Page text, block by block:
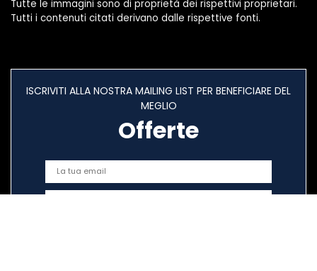
Tutte le immagini sono di proprietà dei rispettivi proprietari.
Tutti i contenuti citati derivano dalle rispettive fonti.
ISCRIVITI ALLA NOSTRA MAILING LIST PER BENEFICIARE DEL
MEGLIO
Offerte